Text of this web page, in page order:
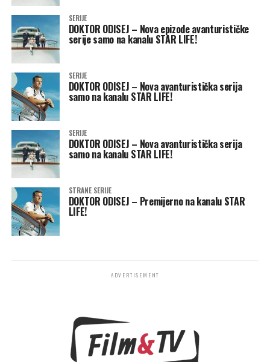
SERIJE
DOKTOR ODISEJ – Nova epizode avanturističke
serije samo na kanalu STAR LIFE!
SERIJE
DOKTOR ODISEJ – Nova avanturistička serija
samo na kanalu STAR LIFE!
SERIJE
DOKTOR ODISEJ – Nova avanturistička serija
samo na kanalu STAR LIFE!
STRANE SERIJE
DOKTOR ODISEJ – Premijerno na kanalu STAR
LIFE!
ADVERTISEMENT